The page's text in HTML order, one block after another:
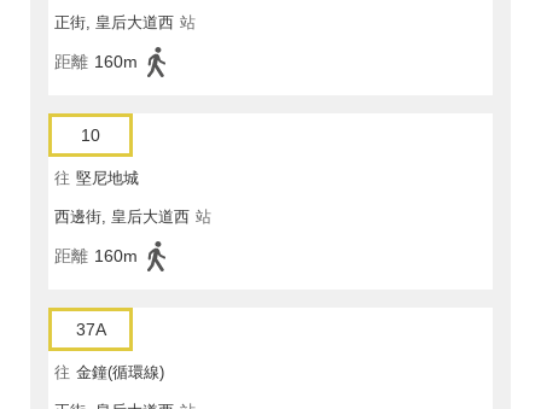
正街, 皇后大道西 站
距離 160m
10
往 堅尼地城
西邊街, 皇后大道西 站
距離 160m
37A
往 金鐘(循環線)